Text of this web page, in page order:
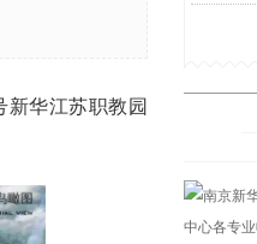
新华江苏职教园